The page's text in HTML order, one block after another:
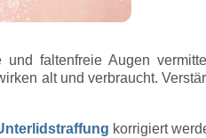
faltenfreie Augen
alt und verbraucht.
korrigiert